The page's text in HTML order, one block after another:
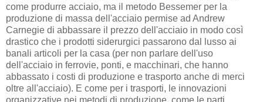
come produrre acciaio, ma il metodo Bessemer per la
produzione di massa dell'acciaio permise ad Andrew
Carnegie di abbassare il prezzo dell'acciaio in modo così
drastico che i prodotti siderurgici passarono dal lusso ai
banali articoli per la casa (per non parlare dell'uso
dell'acciaio in ferrovie, ponti, e macchinari, che hanno
abbassato i costi di produzione e trasporto anche di merci
oltre all'acciaio). E come per i trasporti, le innovazioni
organizzative nei metodi di produzione, come le parti